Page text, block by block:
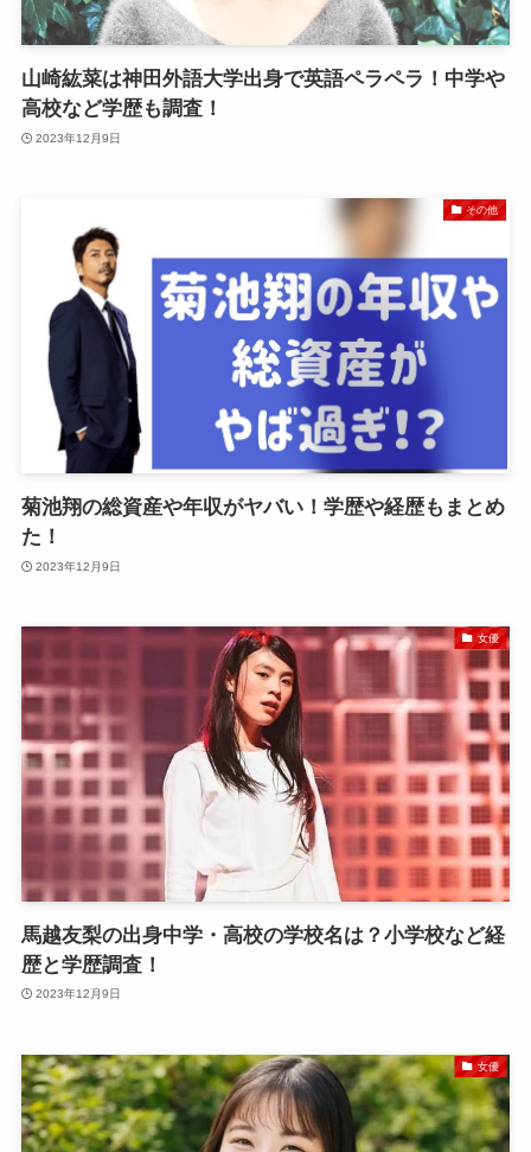
山崎紘菜は神田外語大学出身で英語ペラペラ！中学や
高校など学歴も調査！
2023年12月9日
その他
菊池翔の総資産や年収がヤバい！学歴や経歴もまとめ
た！
2023年12月9日
女優
馬越友梨の出身中学・高校の学校名は？小学校など経
歴と学歴調査！
2023年12月9日
女優